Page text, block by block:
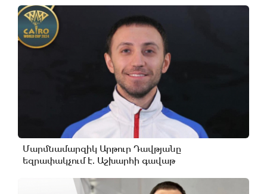
Մարմնամարզիկ Արթուր Դավթյանը
եզրափակչում է. Աշխարհի գավաթ